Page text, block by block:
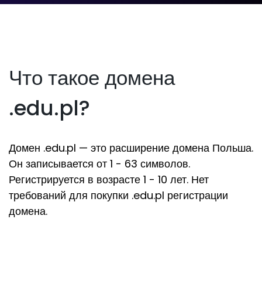
Что такое домена
.edu.pl?
Домен .edu.pl — это расширение домена Польша.
Он записывается от 1 - 63 символов.
Регистрируется в возрасте 1 - 10 лет. Нет
требований для покупки .edu.pl регистрации
домена.